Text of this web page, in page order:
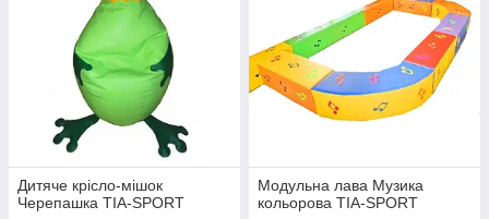
Дитяче крісло-мішок
Черепашка TIA-SPORT
Модульна лава Музика
кольорова TIA-SPORT